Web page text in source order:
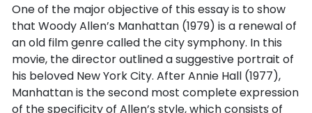
One of the major objective of this essay is to show
that Woody Allen’s Manhattan (1979) is a renewal of
an old film genre called the city symphony. In this
movie, the director outlined a suggestive portrait of
his beloved New York City. After Annie Hall (1977),
Manhattan is the second most complete expression
of the specificity of Allen’s style, which consists of